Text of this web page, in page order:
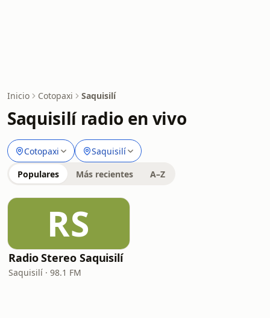
Inicio Cotopaxi Saquisilí
Saquisilí radio en vivo
Cotopaxi Saquisilí
Populares Más recientes A–Z
RS
Radio Stereo Saquisilí
Saquisilí · 98.1 FM